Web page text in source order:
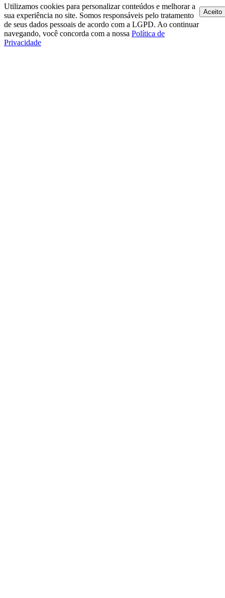
Utilizamos cookies para personalizar conteúdos e melhorar a
sua experiência no site. Somos responsáveis pelo tratamento
de seus dados pessoais de acordo com a LGPD. Ao continuar
navegando, você concorda com a nossa Política de
Privacidade
Aceito